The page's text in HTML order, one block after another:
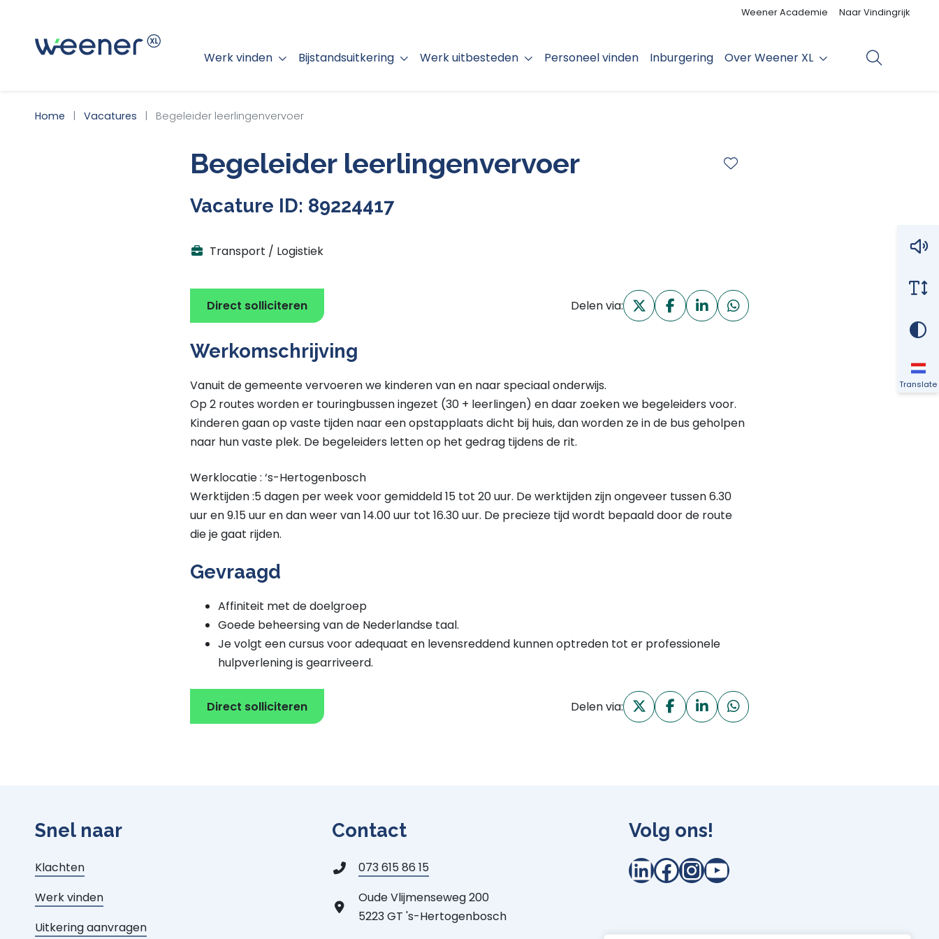
Weener Academie Naar Vindingrijk
Werk vinden Bijstandsuitkering Werk uitbesteden Personeel vinden Inburgering Over Weener XL
Translate
Home Vacatures Begeleider leerlingenvervoer
Begeleider leerlingenvervoer
Vacature ID: 89224417
Transport / Logistiek
Direct solliciteren Delen via:
Werkomschrijving
Vanuit de gemeente vervoeren we kinderen van en naar speciaal onderwijs.
Op 2 routes worden er touringbussen ingezet (30 + leerlingen) en daar zoeken we begeleiders voor.
Kinderen gaan op vaste tijden naar een opstapplaats dicht bij huis, dan worden ze in de bus geholpen
naar hun vaste plek. De begeleiders letten op het gedrag tijdens de rit.
Werklocatie : ‘s-Hertogenbosch
Werktijden :5 dagen per week voor gemiddeld 15 tot 20 uur. De werktijden zijn ongeveer tussen 6.30
uur en 9.15 uur en dan weer van 14.00 uur tot 16.30 uur. De precieze tijd wordt bepaald door de route
die je gaat rijden.
Gevraagd
Affiniteit met de doelgroep
Goede beheersing van de Nederlandse taal.
Je volgt een cursus voor adequaat en levensreddend kunnen optreden tot er professionele
hulpverlening is gearriveerd.
Direct solliciteren Delen via:
Snel naar
Klachten
Werk vinden
Uitkering aanvragen
Contact
073 615 86 15
Oude Vlijmenseweg 200
5223 GT 's-Hertogenbosch
Volg ons!
LinkedIn
Facebook
Instagram
YouTube